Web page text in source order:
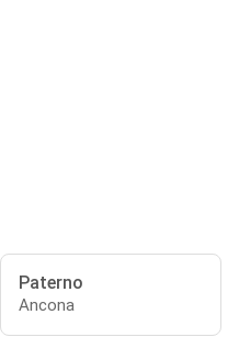
Paterno
Ancona